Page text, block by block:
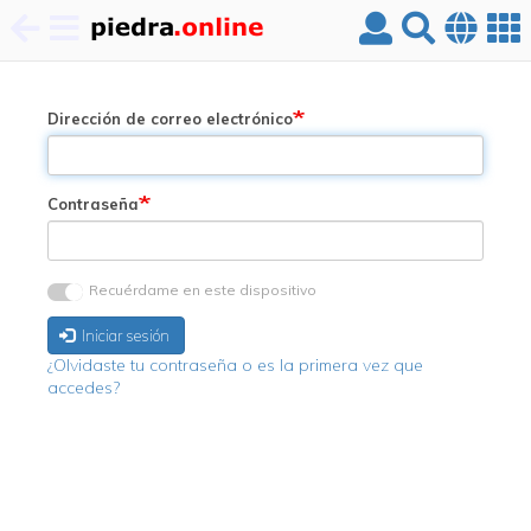
contenido
principal
Dirección de correo electrónico
Contraseña
Recuérdame en este dispositivo
Iniciar sesión
¿Olvidaste tu contraseña o es la primera vez que
accedes?